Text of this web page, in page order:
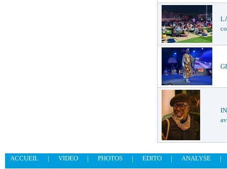
ACCUEIL | VIDEO | PHOTOS | EDITO | ANALYSE
|